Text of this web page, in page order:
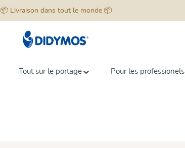
📦 Livraison dans tout le monde 📦
Tout sur le portage Pour les professionels